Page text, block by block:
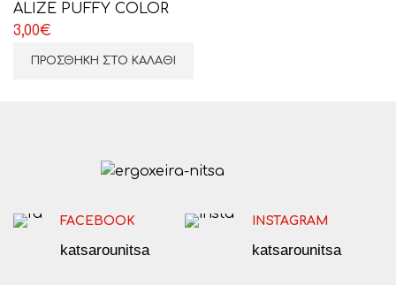
ALIZE PUFFY COLOR
3,00€
ΠΡΟΣΘΉΚΗ ΣΤΟ ΚΑΛΆΘΙ
FACEBOOK
katsarounitsa
INSTAGRAM
katsarounitsa